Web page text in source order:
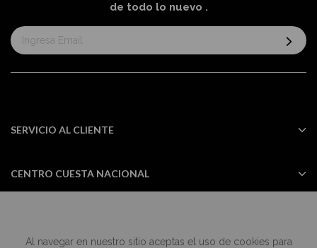
Al navegar en nuestro sitio aceptas el uso de cookies para
de todo lo nuevo .
Suscríbase
al
informativo:
SERVICIO AL CLIENTE
CENTRO CUESTA NACIONAL